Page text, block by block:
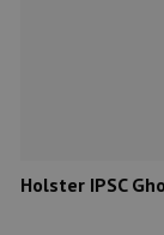
Holster IPSC